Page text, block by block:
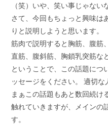
（笑）いや、笑い事じゃない
さて、今回もちょっと興味は
りと説明しようと思います。
筋肉で説明すると胸筋、腹筋
直筋、腹斜筋、胸鎖乳突筋な
ということで、この話題につ
ッセージをください。 適切な
まぁこの話題もあと数回続け
触れていきますが、メインの
す。